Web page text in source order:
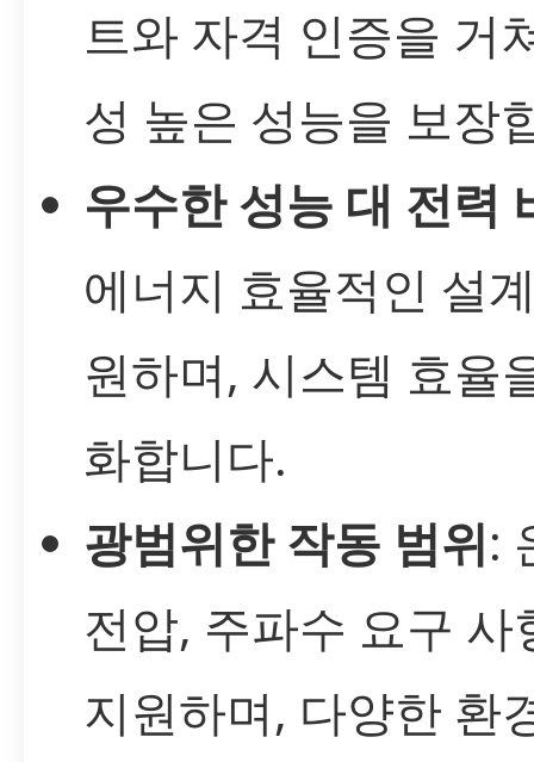
트와 자격 인증을 거
성 높은 성능을 보장
우수한 성능 대 전력
에너지 효율적인 설
원하며, 시스템 효율
화합니다.
광범위한 작동 범위:
전압, 주파수 요구 사
지원하며, 다양한 환